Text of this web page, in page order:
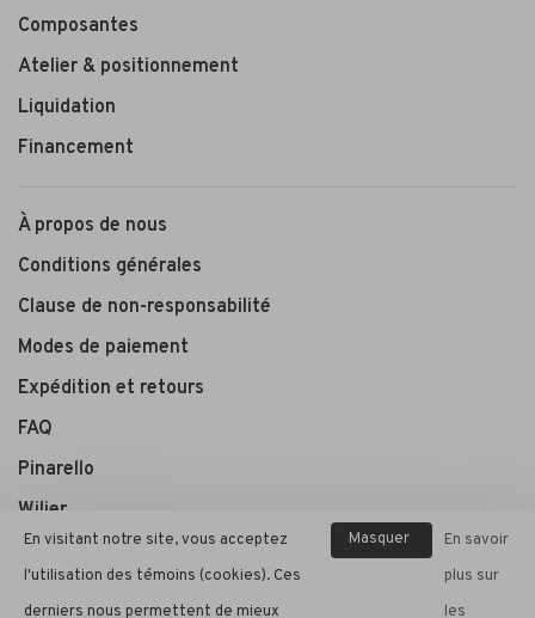
Composantes
Atelier & positionnement
Liquidation
Financement
À propos de nous
Conditions générales
Clause de non-responsabilité
Modes de paiement
Expédition et retours
FAQ
Pinarello
Wilier
André Cycle et Sport
En visitant notre site, vous acceptez
l'utilisation des témoins (cookies). Ces
derniers nous permettent de mieux
Masquer
En savoir
plus sur
les